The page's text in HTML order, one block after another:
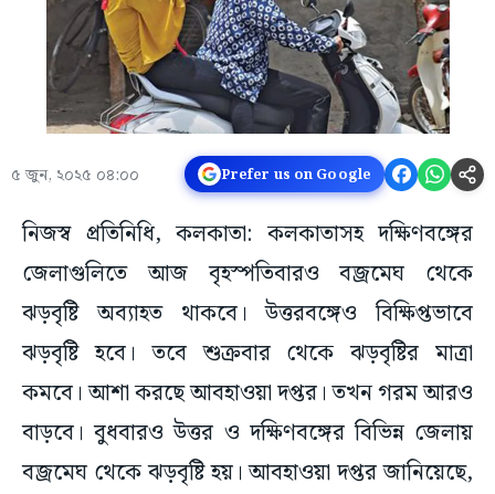
৫ জুন, ২০২৫ ০৪:০০ Prefer us on Google
নিজস্ব প্রতিনিধি, কলকাতা: কলকাতাসহ দক্ষিণবঙ্গের
জেলাগুলিতে আজ বৃহস্পতিবারও বজ্রমেঘ থেকে
ঝড়বৃষ্টি অব্যাহত থাকবে। উত্তরবঙ্গেও বিক্ষিপ্তভাবে
ঝড়বৃষ্টি হবে। তবে শুক্রবার থেকে ঝড়বৃষ্টির মাত্রা
কমবে। আশা করছে আবহাওয়া দপ্তর। তখন গরম আরও
বাড়বে। বুধবারও উত্তর ও দক্ষিণবঙ্গের বিভিন্ন জেলায়
বজ্রমেঘ থেকে ঝড়বৃষ্টি হয়। আবহাওয়া দপ্তর জানিয়েছে,